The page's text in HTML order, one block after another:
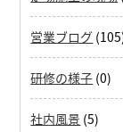
営業ブログ
研修の様子 (0)
社内風景 (5)